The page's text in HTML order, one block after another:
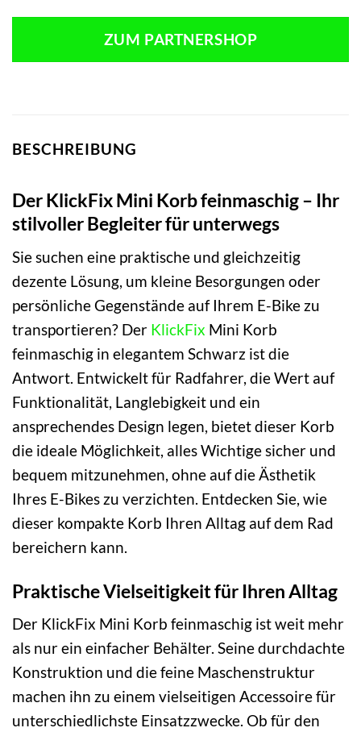
ZUM PARTNERSHOP
BESCHREIBUNG
Der KlickFix Mini Korb feinmaschig – Ihr
stilvoller Begleiter für unterwegs
Sie suchen eine praktische und gleichzeitig
dezente Lösung, um kleine Besorgungen oder
persönliche Gegenstände auf Ihrem E-Bike zu
transportieren? Der KlickFix Mini Korb
feinmaschig in elegantem Schwarz ist die
Antwort. Entwickelt für Radfahrer, die Wert auf
Funktionalität, Langlebigkeit und ein
ansprechendes Design legen, bietet dieser Korb
die ideale Möglichkeit, alles Wichtige sicher und
bequem mitzunehmen, ohne auf die Ästhetik
Ihres E-Bikes zu verzichten. Entdecken Sie, wie
dieser kompakte Korb Ihren Alltag auf dem Rad
bereichern kann.
Praktische Vielseitigkeit für Ihren Alltag
Der KlickFix Mini Korb feinmaschig ist weit mehr
als nur ein einfacher Behälter. Seine durchdachte
Konstruktion und die feine Maschenstruktur
machen ihn zu einem vielseitigen Accessoire für
unterschiedlichste Einsatzzwecke. Ob für den